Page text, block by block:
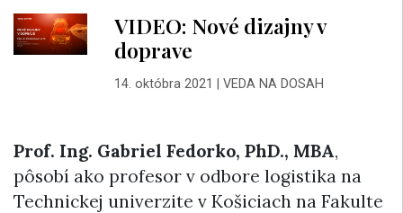
VIDEO: Nové dizajny v
doprave
14. októbra 2021 VEDA NA DOSAH
Prof. Ing. Gabriel Fedorko, PhD., MBA,
pôsobí ako profesor v odbore logistika na
Technickej univerzite v Košiciach na Fakulte